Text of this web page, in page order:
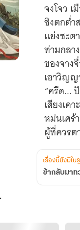
จงโจว
ชิงตกต่ำ
แย่งชะตา
ท่ามกลา
ของจาง
เอาวิญญ
“ครืด...
เสียงเค
หม่นเศร้
ผู้ที่ควรต
เรื่องนี้ยังมีใ
ข้ากลับมาท